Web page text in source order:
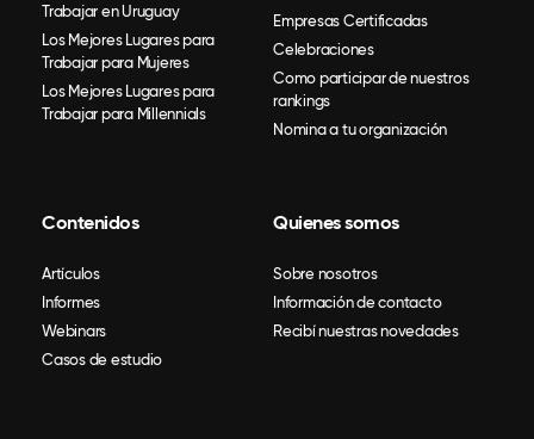
Trabajar en Uruguay
Los Mejores Lugares para
Trabajar para Mujeres
Los Mejores Lugares para
Trabajar para Millennials
Empresas Certificadas
Celebraciones
Como participar de nuestros
rankings
Nomina a tu organización
Contenidos
Artículos
Informes
Webinars
Casos de estudio
Quienes somos
Sobre nosotros
Información de contacto
Recibí nuestras novedades